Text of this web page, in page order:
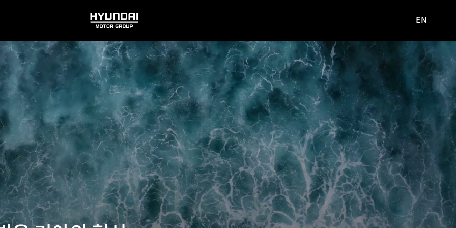
HYUNDAI
MOTOR
GROUP
사이트로
이동
EN